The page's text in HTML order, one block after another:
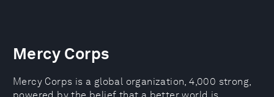
Mercy Corps
Mercy Corps is a global organization, 4,000 strong,